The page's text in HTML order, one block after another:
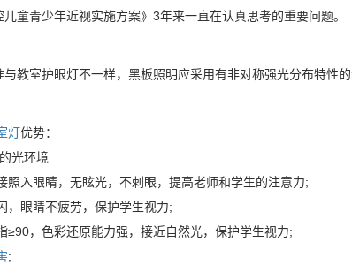
童青少年近视实施方案》3年来一直在认真思考的重要问题。
教室护眼灯不一样，黑板照明应采用有非对称强光分布特性
灯优势：
光环境
入眼睛，无眩光，不刺眼，提高老师和学生的注意力;
，眼睛不疲劳，保护学生视力;
，色彩还原能力强，接近自然光，保护学生视力;
;